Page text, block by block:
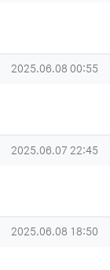
작성일
2025.06.08 00:55
작성일
2025.06.07 22:45
작성일
2025.06.08 18:50